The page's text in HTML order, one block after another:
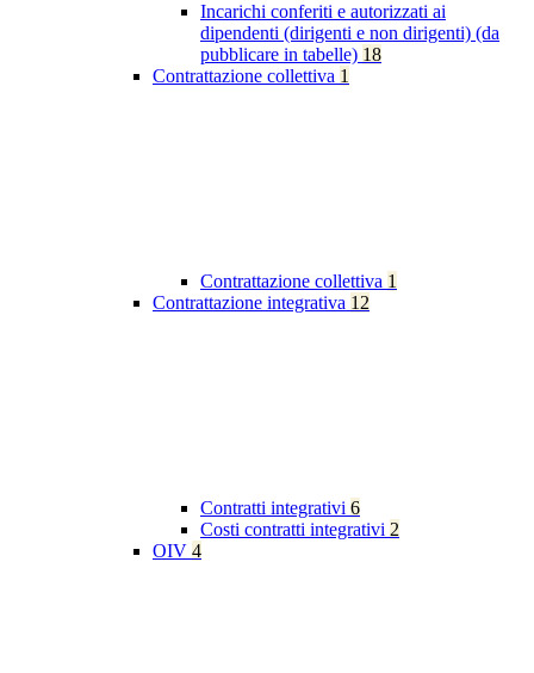
Incarichi conferiti e autorizzati ai
dipendenti (dirigenti e non dirigenti) (da
pubblicare in tabelle) 18
Contrattazione collettiva 1
Contrattazione collettiva 1
Contrattazione integrativa 12
Contratti integrativi 6
Costi contratti integrativi 2
OIV 4